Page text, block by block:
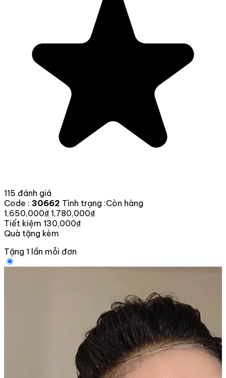
115 đánh giá
Code : 30662 Tình trạng :Còn hàng
1,650,000₫ 1,780,000₫
Tiết kiệm 130,000₫
Quà tặng kèm
Tặng 1 lần mỗi đơn